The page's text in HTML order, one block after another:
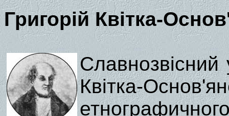
Григорій Квітка-
Славнозвісний
Квітка-